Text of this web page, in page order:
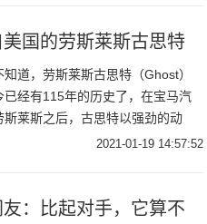
国的劳斯莱斯古思特
知道，劳斯莱斯古思特（Ghost）
已经有115年的历史了，在宝马汽
斯莱斯之后，古思特以强劲的动
的技术更是成为劳斯莱斯历史上最
2021-01-19 14:57:52
：比起对手，它算不